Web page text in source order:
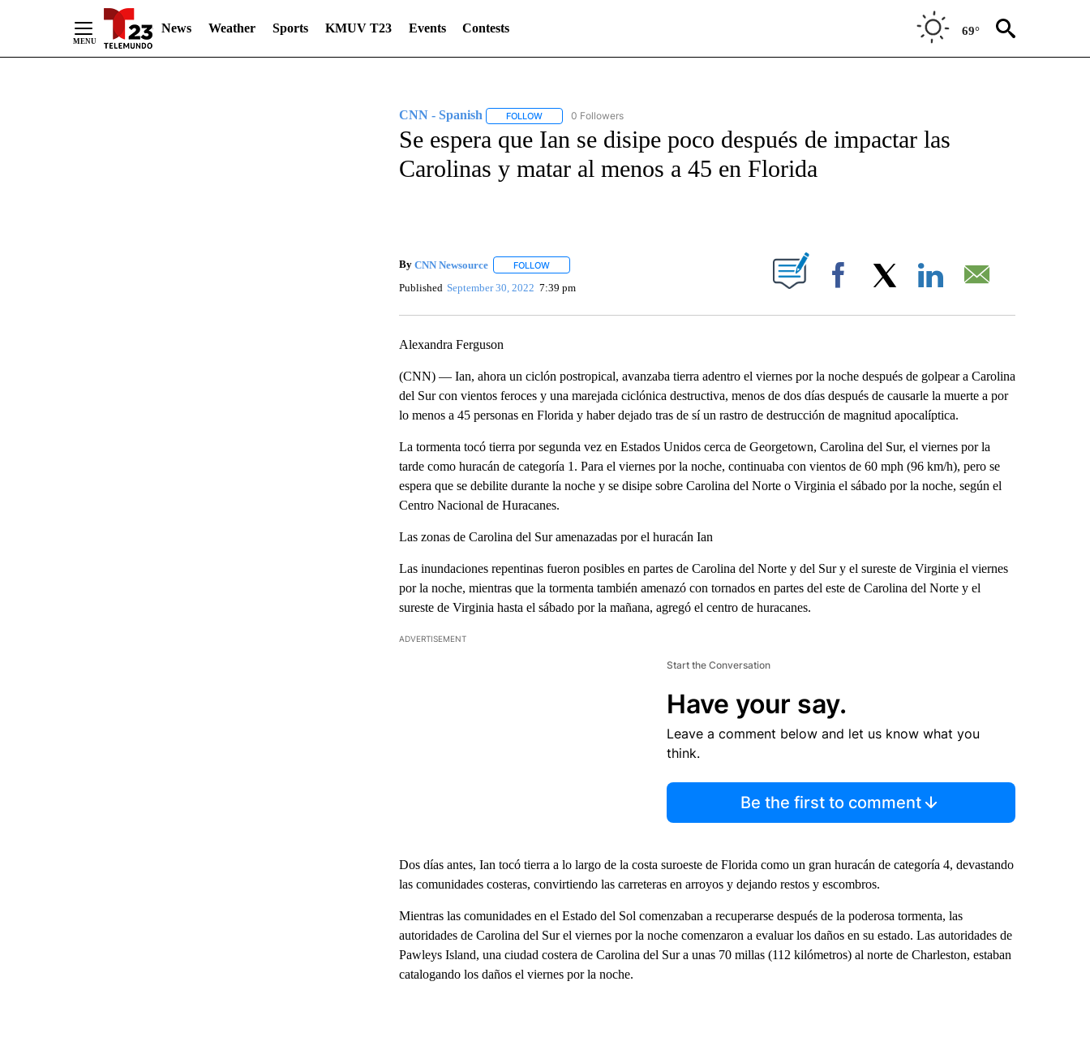
News Weather Sports KMUV T23 Events Contests 69°
CNN - Spanish FOLLOWFOLLOW "CNN - SPANISH" TO RECEIVE NOTIFICATIONS ABOUT NEW PAGES ON "CNN - SPANISH".
0 Followers
Se espera que Ian se disipe poco después de impactar las
Carolinas y matar al menos a 45 en Florida
By CNN Newsource FOLLOWFOLLOW "" TO RECEIVE NOTIFICATIONS ABOUT NEW PAGES ON "".
Published September 30, 2022 7:39 pm Facebook
Alexandra Ferguson
(CNN) — Ian, ahora un ciclón postropical, avanzaba tierra adentro el viernes por la noche después de golpear a Carolina
del Sur con vientos feroces y una marejada ciclónica destructiva, menos de dos días después de causarle la muerte a por
lo menos a 45 personas en Florida y haber dejado tras de sí un rastro de destrucción de magnitud apocalíptica.
La tormenta tocó tierra por segunda vez en Estados Unidos cerca de Georgetown, Carolina del Sur, el viernes por la
tarde como huracán de categoría 1. Para el viernes por la noche, continuaba con vientos de 60 mph (96 km/h), pero se
espera que se debilite durante la noche y se disipe sobre Carolina del Norte o Virginia el sábado por la noche, según el
Centro Nacional de Huracanes.
Las zonas de Carolina del Sur amenazadas por el huracán Ian
Las inundaciones repentinas fueron posibles en partes de Carolina del Norte y del Sur y el sureste de Virginia el viernes
por la noche, mientras que la tormenta también amenazó con tornados en partes del este de Carolina del Norte y el
sureste de Virginia hasta el sábado por la mañana, agregó el centro de huracanes.
ADVERTISEMENT
Start the Conversation
Have your say.
Leave a comment below and let us know what you
think.
Be the first to comment
Dos días antes, Ian tocó tierra a lo largo de la costa suroeste de Florida como un gran huracán de categoría 4, devastando
las comunidades costeras, convirtiendo las carreteras en arroyos y dejando restos y escombros.
Mientras las comunidades en el Estado del Sol comenzaban a recuperarse después de la poderosa tormenta, las
autoridades de Carolina del Sur el viernes por la noche comenzaron a evaluar los daños en su estado. Las autoridades de
Pawleys Island, una ciudad costera de Carolina del Sur a unas 70 millas (112 kilómetros) al norte de Charleston, estaban
catalogando los daños el viernes por la noche.